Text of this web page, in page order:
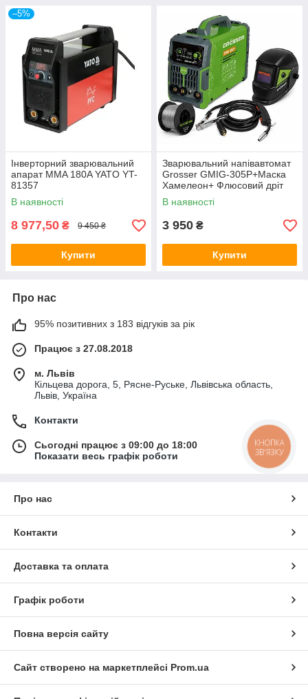
–5%
Інверторний зварювальний
апарат MMA 180A YATO YT-
81357
В наявності
8 977,50 ₴ 9 450 ₴
Купити
Зварювальний напівавтомат
Grosser GMIG-305P+Маска
Хамелеон+ Флюсовий дріт
В наявності
3 950 ₴
Купити
Про нас
95% позитивних з 183 відгуків за рік
Працює з 27.08.2018
м. Львів
Кільцева дорога, 5, Рясне-Руське, Львівська область,
Львів, Україна
Контакти
Сьогодні працює з 09:00 до 18:00
Показати весь графік роботи
Про нас
Контакти
Доставка та оплата
Графік роботи
Повна версія сайту
Сайт створено на маркетплейсі Prom.ua
КНОПКА
ЗВ'ЯЗКУ